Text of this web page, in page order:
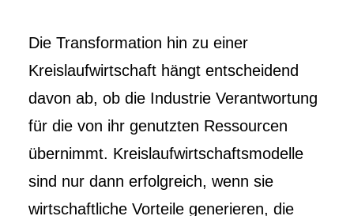
Die Transformation hin zu einer
Kreislaufwirtschaft hängt entscheidend
davon ab, ob die Industrie Verantwortung
für die von ihr genutzten Ressourcen
übernimmt. Kreislaufwirtschaftsmodelle
sind nur dann erfolgreich, wenn sie
wirtschaftliche Vorteile generieren, die